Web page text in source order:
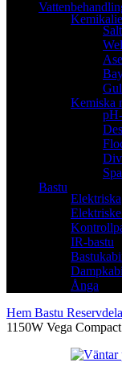
Kemiska
Bastu
Elektriska
IR-bastu
Ånga
Hem Bastu
1150W Vega Compact